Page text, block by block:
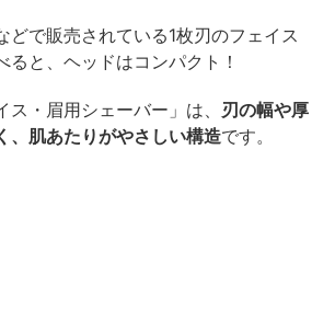
どで販売されている1枚刃のフェイス
ると、ヘッドはコンパクト！
ス・眉用シェーバー」は、
刃の幅や厚
、肌あたりがやさしい構造です。